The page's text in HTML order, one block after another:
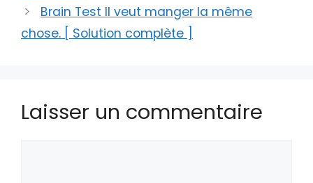
Brain Test Il veut manger la même
chose. [ Solution complète ]
Laisser un commentaire